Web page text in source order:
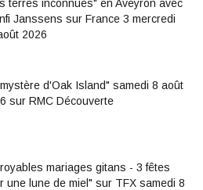
terres inconnues" en Aveyron avec
Janssens sur France 3 mercredi
2026
d'Oak Island" samedi 8 août
sur RMC Découverte
mariages gitans - 3 fêtes
une lune de miel" sur TFX samedi 8